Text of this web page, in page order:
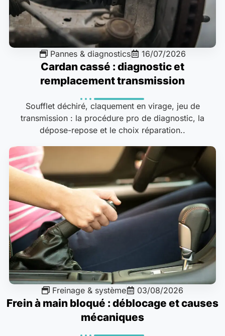
Pannes & diagnostics 16/07/2026
Cardan cassé : diagnostic et
remplacement transmission
Soufflet déchiré, claquement en virage, jeu de
transmission : la procédure pro de diagnostic, la
dépose-repose et le choix réparation..
Freinage & système 03/08/2026
Frein à main bloqué : déblocage et causes
mécaniques